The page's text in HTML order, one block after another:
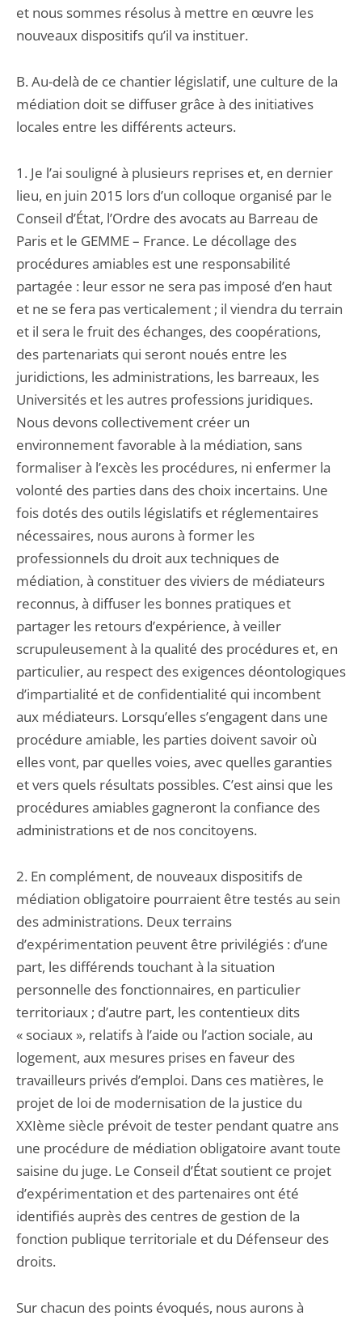
et nous sommes résolus à mettre en œuvre les
nouveaux dispositifs qu’il va instituer.
B. Au-delà de ce chantier législatif, une culture de la
médiation doit se diffuser grâce à des initiatives
locales entre les différents acteurs.
1. Je l’ai souligné à plusieurs reprises et, en dernier
lieu, en juin 2015 lors d’un colloque organisé par le
Conseil d’État, l’Ordre des avocats au Barreau de
Paris et le GEMME – France. Le décollage des
procédures amiables est une responsabilité
partagée : leur essor ne sera pas imposé d’en haut
et ne se fera pas verticalement ; il viendra du terrain
et il sera le fruit des échanges, des coopérations,
des partenariats qui seront noués entre les
juridictions, les administrations, les barreaux, les
Universités et les autres professions juridiques.
Nous devons collectivement créer un
environnement favorable à la médiation, sans
formaliser à l’excès les procédures, ni enfermer la
volonté des parties dans des choix incertains. Une
fois dotés des outils législatifs et réglementaires
nécessaires, nous aurons à former les
professionnels du droit aux techniques de
médiation, à constituer des viviers de médiateurs
reconnus, à diffuser les bonnes pratiques et
partager les retours d’expérience, à veiller
scrupuleusement à la qualité des procédures et, en
particulier, au respect des exigences déontologiques
d’impartialité et de confidentialité qui incombent
aux médiateurs. Lorsqu’elles s’engagent dans une
procédure amiable, les parties doivent savoir où
elles vont, par quelles voies, avec quelles garanties
et vers quels résultats possibles. C’est ainsi que les
procédures amiables gagneront la confiance des
administrations et de nos concitoyens.
2. En complément, de nouveaux dispositifs de
médiation obligatoire pourraient être testés au sein
des administrations. Deux terrains
d’expérimentation peuvent être privilégiés : d’une
part, les différends touchant à la situation
personnelle des fonctionnaires, en particulier
territoriaux ; d’autre part, les contentieux dits
« sociaux », relatifs à l’aide ou l’action sociale, au
logement, aux mesures prises en faveur des
travailleurs privés d’emploi. Dans ces matières, le
projet de loi de modernisation de la justice du
XXIème siècle prévoit de tester pendant quatre ans
une procédure de médiation obligatoire avant toute
saisine du juge. Le Conseil d’État soutient ce projet
d’expérimentation et des partenaires ont été
identifiés auprès des centres de gestion de la
fonction publique territoriale et du Défenseur des
droits.
Sur chacun des points évoqués, nous aurons à